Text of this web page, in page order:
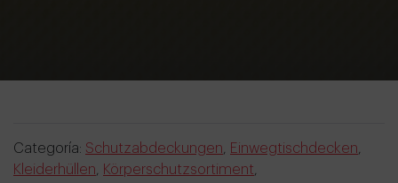
Categoría: Schutzabdeckungen Einwegtischdecken
Kleiderhüllen
Körperschutzsortiment